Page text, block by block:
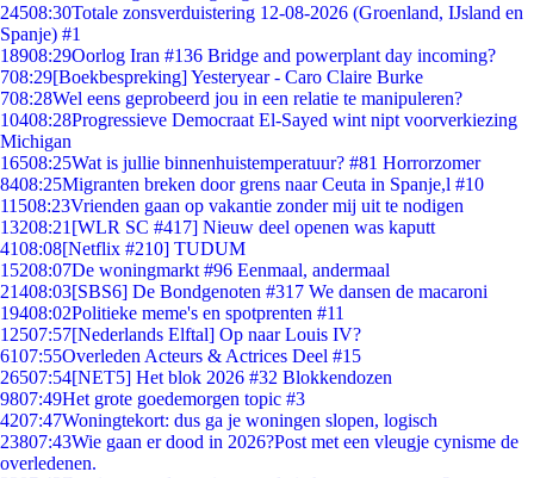
24508:30Totale zonsverduistering 12-08-2026 (Groenland, IJsland en
Spanje) #1
18908:29Oorlog Iran #136 Bridge and powerplant day incoming?
708:29[Boekbespreking] Yesteryear - Caro Claire Burke
708:28Wel eens geprobeerd jou in een relatie te manipuleren?
10408:28Progressieve Democraat El-Sayed wint nipt voorverkiezing
Michigan
16508:25Wat is jullie binnenhuistemperatuur? #81 Horrorzomer
8408:25Migranten breken door grens naar Ceuta in Spanje,l #10
11508:23Vrienden gaan op vakantie zonder mij uit te nodigen
13208:21 [WLR SC #417] Nieuw deel openen was kaputt
4108:08[Netflix #210] TUDUM
15208:07De woningmarkt #96 Eenmaal, andermaal
21408:03[SBS6] De Bondgenoten #317 We dansen de macaroni
19408:02Politieke meme's en spotprenten #11
12507:57[Nederlands Elftal] Op naar Louis IV?
6107:55Overleden Acteurs & Actrices Deel #15
26507:54[NET5] Het blok 2026 #32 Blokkendozen
9807:49Het grote goedemorgen topic #3
4207:47Woningtekort: dus ga je woningen slopen, logisch
23807:43Wie gaan er dood in 2026?Post met een vleugje cynisme de
overledenen.